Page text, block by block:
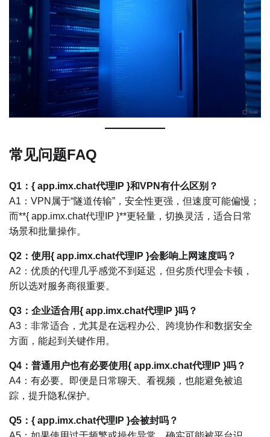
常见问题FAQ
Q1：{ app.imx.chat代理IP }和VPN有什么区别？
A1：VPN属于“隧道传输”，安全性更强，但速度可能偏慢；
而**{ app.imx.chat代理IP }**更轻量，切换灵活，适合日常
场景和批量操作。
Q2：使用{ app.imx.chat代理IP }会影响上网速度吗？
A2：优质的代理几乎感觉不到延迟，但劣质代理会卡顿，
所以选对服务商很重要。
Q3：企业适合用{ app.imx.chat代理IP }吗？
A3：非常适合，尤其是在远程办公、跨境协作和数据安全
方面，能起到关键作用。
Q4：普通用户也有必要使用{ app.imx.chat代理IP }吗？
A4：有必要。即便是日常聊天、看视频，也能避免被追
踪，提升隐私保护。
Q5：{ app.imx.chat代理IP }会被封吗？